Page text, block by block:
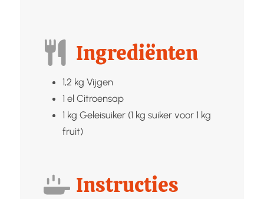
Ingrediënten
1,2 kg Vijgen
1 el Citroensap
1 kg Geleisuiker (1 kg suiker voor 1 kg
fruit)
Instructies